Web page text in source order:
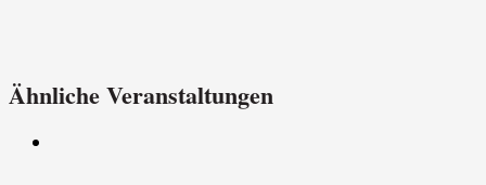
Ähnliche Veranstaltungen